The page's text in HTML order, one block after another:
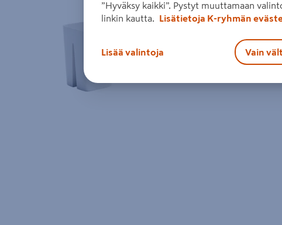
Seuraava
”Hyväksy kaikki”. Pystyt muuttamaan
linkin kautta.
Lisätietoja K-ryhmän
Lisää valintoja Vain